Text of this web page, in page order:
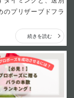
のプリザーブドフラ
続きを読む